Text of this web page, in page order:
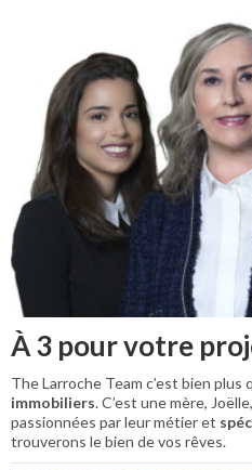
À 3 pour votre
The Larroche Team c’est bien plus
immobiliers. C’est une mère,
passionnées par leur métier et
trouverons le bien de vos rêves.